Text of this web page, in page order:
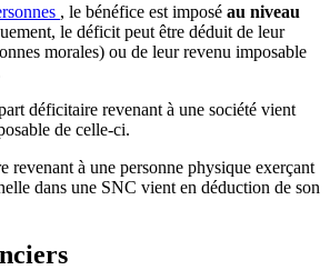
, le bénéfice est imposé au niveau
le déficit peut être déduit de leur
morales) ou de leur revenu imposable
déficitaire revenant à une société vient
de celle-ci.
revenant à une personne physique exerçant
dans une SNC vient en déduction de son